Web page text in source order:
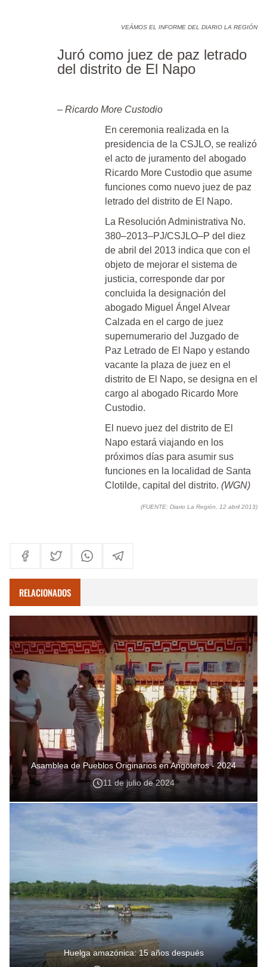
VEÁMOS EL INFORME DEL DIARIO LA REGIÓN
Juró como juez de paz letrado
del distrito de El Napo
– Ricardo More Custodio
En ceremonia realizada en la
presidencia de la CSJLO, se realizó
el acto de juramento del abogado
Ricardo More Custodio que asume
funciones como nuevo juez de paz
letrado del distrito de El Napo.
La Resolución Administrativa No.
380–2013–PJ/CSJLO–P del diez
de abril del 2013 indica que con el
objeto de mejorar el sistema de
justicia, corresponde dar por
concluida la designación del
abogado Miguel Ángel Alvear
Calzada en el cargo de juez
supernumerario del Juzgado de
Paz Letrado de El Napo y estando
vacante la plaza de juez en el
distrito de El Napo, se designa en el
cargo al abogado Ricardo More
Custodio.
El nuevo juez del distrito de El
Napo estará viajando en los
próximos días para asumir sus
funciones en la localidad de Santa
Clotilde, capital del distrito. (WGN)
(FUENTE: Diario La Región, 12 abril 2013)
RELACIONADOS
Asamblea de Pueblos Originarios en Angoteros - 2024
11 de julio de 2024
Huelga amazónica: 15 años después